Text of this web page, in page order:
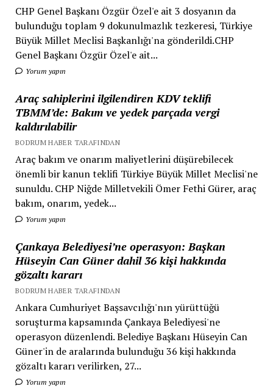
CHP Genel Başkanı Özgür Özel'e ait 3 dosyanın da
bulunduğu toplam 9 dokunulmazlık tezkeresi, Türkiye
Büyük Millet Meclisi Başkanlığı'na gönderildi.CHP
Genel Başkanı Özgür Özel'e ait...
Yorum yapın
Araç sahiplerini ilgilendiren KDV teklifi
TBMM’de: Bakım ve yedek parçada vergi
kaldırılabilir
BODRUM HABER TARAFINDAN
Araç bakım ve onarım maliyetlerini düşürebilecek
önemli bir kanun teklifi Türkiye Büyük Millet Meclisi'ne
sunuldu. CHP Niğde Milletvekili Ömer Fethi Gürer, araç
bakım, onarım, yedek...
Yorum yapın
Çankaya Belediyesi’ne operasyon: Başkan
Hüseyin Can Güner dahil 36 kişi hakkında
gözaltı kararı
BODRUM HABER TARAFINDAN
Ankara Cumhuriyet Başsavcılığı'nın yürüttüğü
soruşturma kapsamında Çankaya Belediyesi'ne
operasyon düzenlendi. Belediye Başkanı Hüseyin Can
Güner'in de aralarında bulunduğu 36 kişi hakkında
gözaltı kararı verilirken, 27...
Yorum yapın